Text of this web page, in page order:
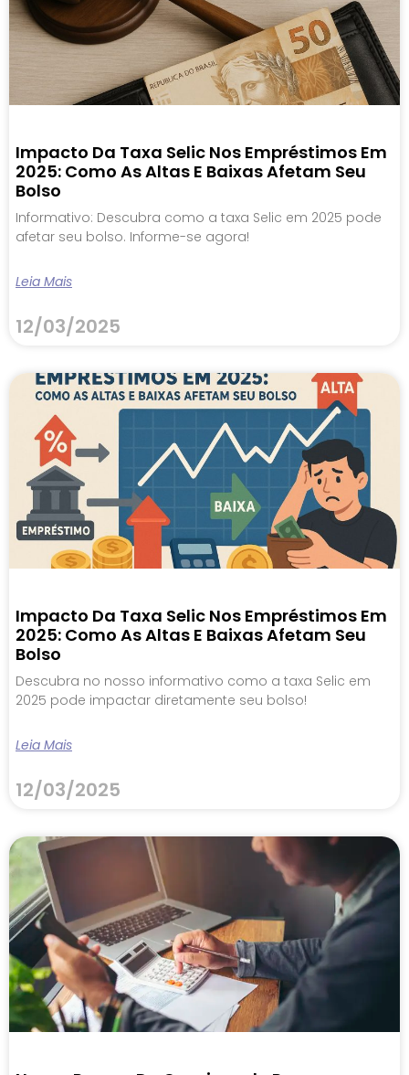
Impacto Da Taxa Selic Nos Empréstimos Em
2025: Como As Altas E Baixas Afetam Seu
Bolso
Informativo: Descubra como a taxa Selic em 2025 pode
afetar seu bolso. Informe-se agora!
Leia Mais
12/03/2025
Impacto Da Taxa Selic Nos Empréstimos Em
2025: Como As Altas E Baixas Afetam Seu
Bolso
Descubra no nosso informativo como a taxa Selic em
2025 pode impactar diretamente seu bolso!
Leia Mais
12/03/2025